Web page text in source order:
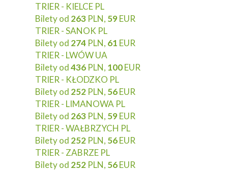
TRIER - KIELCE PL
Bilety od 263 PLN, 59EUR
TRIER - SANOK PL
Bilety od 274 PLN, 61 EUR
TRIER - LWÓW UA
Bilety od436 PLN, 100EUR
TRIER - KŁODZKO PL
Bilety od 252 PLN, 56EUR
TRIER - LIMANOWA PL
Bilety od 263 PLN, 59EUR
TRIER - WAŁBRZYCH PL
Bilety od 252 PLN, 56EUR
TRIER - ZABRZE PL
Bilety od 252 PLN, 56EUR